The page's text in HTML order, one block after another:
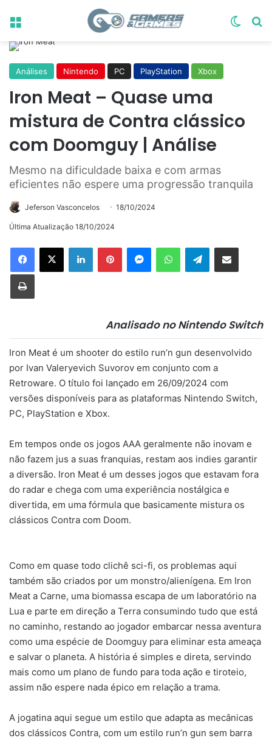
Menu
Análises Nintendo PC PlayStation Xbox
Iron Meat – Quase uma
mistura de Contra clássico
com Doomguy | Análise
Mesmo na dificuldade baixa e com armas
eficientes não espere uma progressão tranquila
Jeferson Vasconcelos 18/10/2024
Última Atualização 18/10/2024
LinkedinPinterestMessengerWhatsAppTelegramCompartilhar via e-mail
Imprimir
Analisado no Nintendo Switch
Iron Meat é um shooter do estilo run’n gun desenvolvido
por Ivan Valeryevich Suvorov em conjunto com a
Retroware. O título foi lançado em 26/09/2024 com
versões disponíveis para as plataformas Nintendo Switch,
PC, PlayStation e Xbox.
Em tempos onde os jogos AAA geralmente não inovam e
não fazem jus a suas franquias, restam aos indies garantir
a diversão. Iron Meat é um desses jogos que estavam fora
do radar e chega com uma experiência nostálgica e
divertida, em uma fórmula que basicamente mistura os
clássicos Contra com Doom.
Como em quase todo clichê sci-fi, os problemas aqui
também são criados por um monstro/alienígena. Em Iron
Meat a Carne, uma biomassa escapa de um laboratório na
Lua e parte em direção a Terra consumindo tudo que está
no caminho, restando ao jogador embarcar nessa aventura
como uma espécie de Doomguy para eliminar esta ameaça
e salvar o planeta. A história é simples e direta, servindo
mais como um plano de fundo para toda ação e tiroteio,
assim não espere nada épico em relação a trama.
A jogatina aqui segue um estilo que adapta as mecânicas
dos clássicos Contra, com um estilo run’n gun sem barra